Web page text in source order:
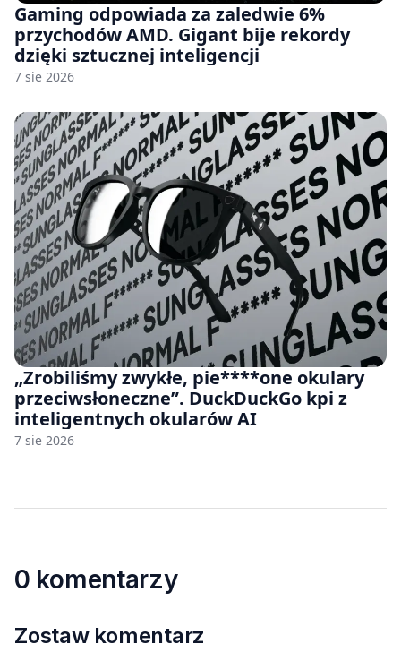
Gaming odpowiada za zaledwie 6%
przychodów AMD. Gigant bije rekordy
dzięki sztucznej inteligencji
7 sie 2026
„Zrobiliśmy zwykłe, pie****one okulary
przeciwsłoneczne”. DuckDuckGo kpi z
inteligentnych okularów AI
7 sie 2026
0 komentarzy
Zostaw komentarz